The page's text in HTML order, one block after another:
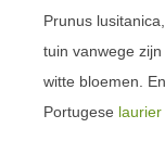
Prunus
tuin vanwege
witte bloemen.
Portugese